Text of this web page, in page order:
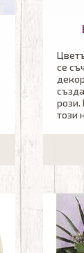
се
рози.
този